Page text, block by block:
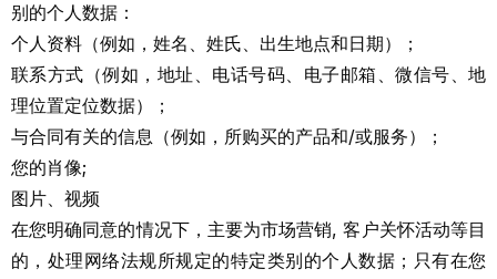
别的个人数据：
个人资料（例如，姓名、姓氏、出生地点和日期）；
联系方式（例如，地址、电话号码、电子邮箱、微信号、地
理位置定位数据）；
与合同有关的信息（例如，所购买的产品和/或服务）；
您的肖像;
图片、视频
在您明确同意的情况下，主要为市场营销, 客户关怀活动等目
的，处理网络法规所规定的特定类别的个人数据；只有在您